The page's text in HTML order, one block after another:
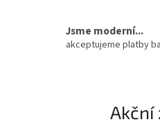
Jsme moderní...
akceptujeme platby
Akční